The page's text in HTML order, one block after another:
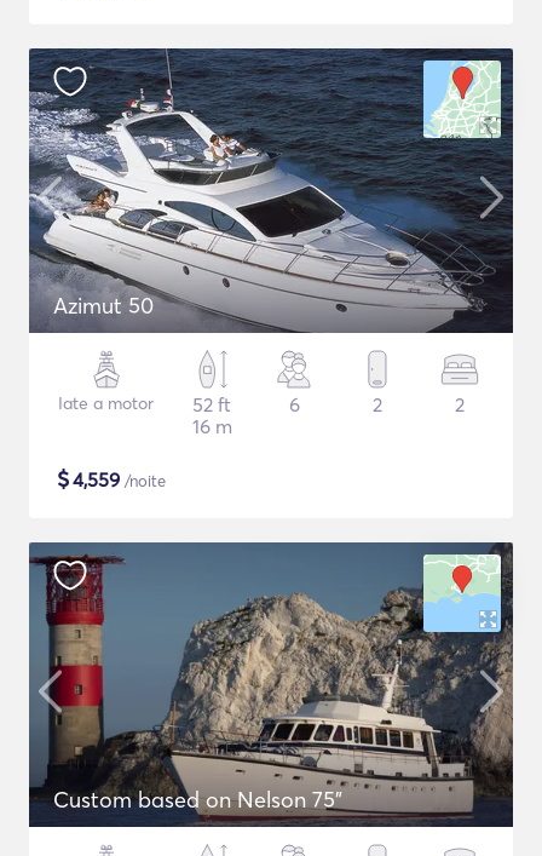
Azimut 50
Iate a motor
52 ft
16 m
6 2 2
$4,559 /noite
Custom based on Nelson 75"